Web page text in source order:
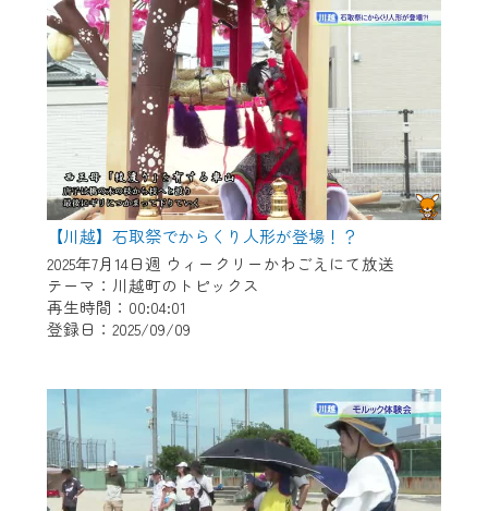
【川越】石取祭でからくり人形が登場！？
2025年7月14日週 ウィークリーかわごえにて放送
テーマ：川越町のトピックス
再生時間：00:04:01
登録日：2025/09/09
作業の間は、CCNetWebTVの画面が「メン
テナンス中」になり、ご利用いただけませ
ん。
ご不便をおかけいたしますが、ご了承の程
よろしくお願いいたします。